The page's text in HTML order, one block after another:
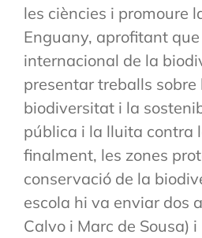
les ciències i promoure
Enguany, aprofitant que
internacional de la
presentar treballs sobre
biodiversitat i la
pública i la lluita contra
finalment, les zones
conservació de la
escola hi va enviar dos
Calvo i Marc de Sousa)